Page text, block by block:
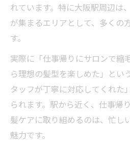
れています。特に大阪駅周辺は
が集まるエリアとして、多くの
す。
実際に「仕事帰りにサロンで縮
ら理想の髪型を楽しめた」とい
タッフが丁寧に対応してくれた
られます。駅から近く、仕事帰
髪ケアに取り組めるのは、忙し
魅力です。